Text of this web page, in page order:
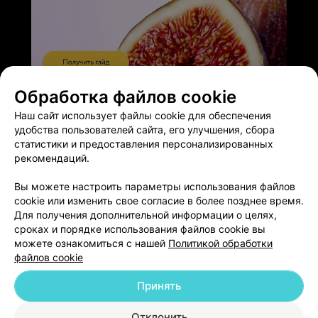
ЭФФЕКТИВНАЯ РЕКЛАМА НА САЙТЕ
Добавить компанию
Добавить специалиста
Новости проекта
Обработка файлов cookie
Наш сайт использует файлы cookie для обеспечения
удобства пользователей сайта, его улучшения, сбора
статистики и предоставления персонализированных
рекомендаций.
Вы можете настроить параметры использования файлов
cookie или изменить свое согласие в более позднее время.
Для получения дополнительной информации о целях,
сроках и порядке использования файлов cookie вы
можете ознакомиться с нашей Политикой обработки
файлов cookie
Принять